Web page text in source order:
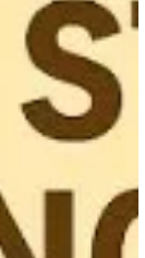
bei der
– sie sind für viele
Anlageklasse. Doch
beim
häufig
In diesem
wir die